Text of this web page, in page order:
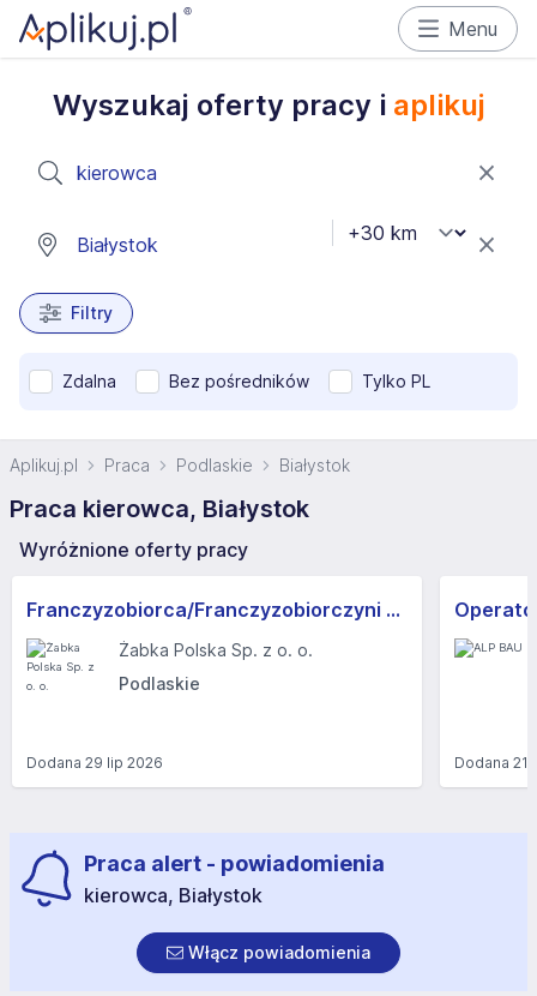
Menu
Wyszukaj oferty pracy i aplikuj
Filtry
Zdalna Bez pośredników Tylko PL
Aplikuj.pl Praca Podlaskie Białystok
Praca kierowca, Białystok
Wyróżnione oferty pracy
Franczyzobiorca/Franczyzobiorczyni sklepu Żabka
Żabka Polska Sp. z o. o.
Podlaskie
Dodana 29 lip 2026 Dodana21
Praca alert - powiadomienia
kierowca, Białystok
Włącz powiadomienia